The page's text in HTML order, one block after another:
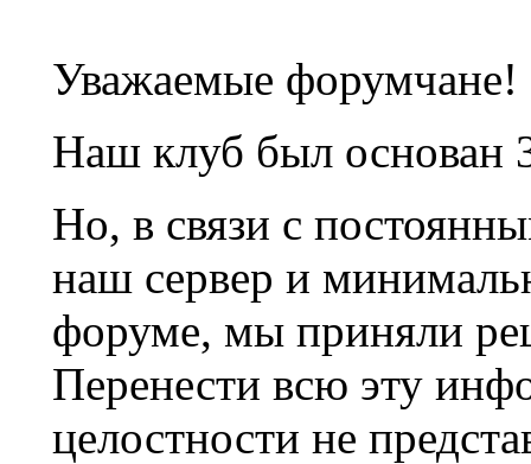
Уважаемые форумчане!
Наш клуб был основан
Но, в связи с
наш сервер и
форуме, мы приняли
Перенести всю эту
целостности не